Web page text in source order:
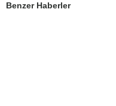
Benzer Haberler